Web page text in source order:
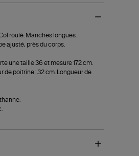
roulé. Manches longues.
ajusté, près du corps.
une taille 36 et mesure 172 cm.
de poitrine : 32 cm. Longueur de